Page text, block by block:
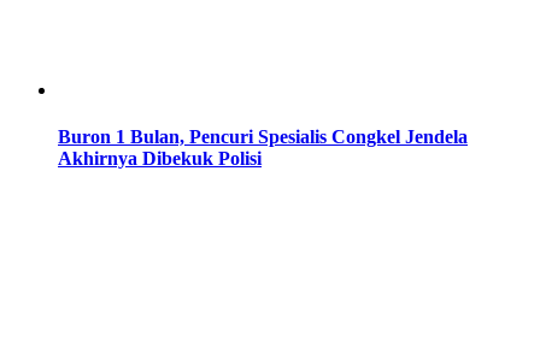
Buron 1 Bulan, Pencuri Spesialis Congkel Jendela
Akhirnya Dibekuk Polisi